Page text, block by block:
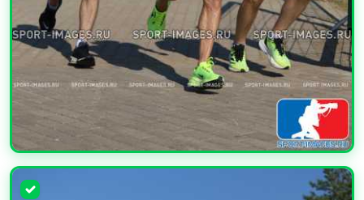
УВЕЛИЧИТЬ